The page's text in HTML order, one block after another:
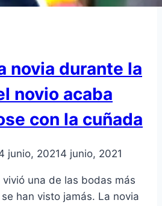
novia durante la
novio acaba
con la cuñada
junio, 20214 junio, 2021
vivió una de las bodas más
han visto jamás. La novia